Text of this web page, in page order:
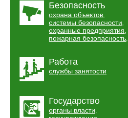
Безопасность
охрана объектов,
системы безопасности,
охранные предприятия,
пожарная безопасность,
Работа
службы занятости
Государство
органы власти,